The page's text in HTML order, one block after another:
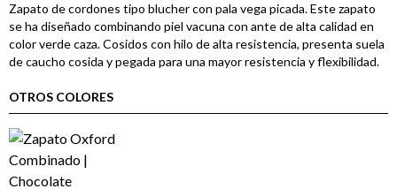
Zapato de cordones tipo blucher con pala vega picada. Este zapato
se ha diseñado combinando piel vacuna con ante de alta calidad en
color verde caza. Cosidos con hilo de alta resistencia, presenta suela
de caucho cosida y pegada para una mayor resistencia y flexibilidad.
OTROS COLORES